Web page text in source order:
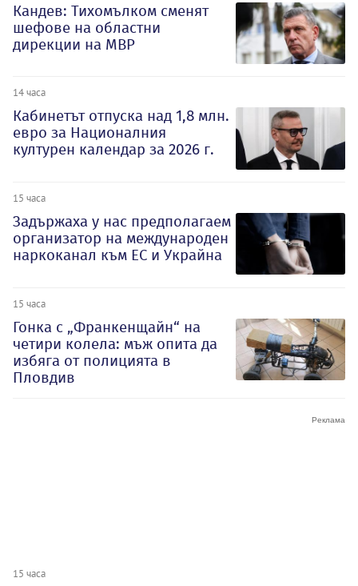
Кандев: Тихомълком сменят
шефове на областни
дирекции на МВР
14 часа
Кабинетът отпуска над 1,8 млн.
евро за Националния
културен календар за 2026 г.
15 часа
Задържаха у нас предполагаем
организатор на международен
наркоканал към ЕС и Украйна
15 часа
Гонка с „Франкенщайн“ на
четири колела: мъж опита да
избяга от полицията в
Пловдив
15 часа